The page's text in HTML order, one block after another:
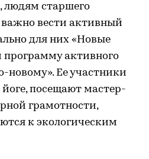
людям старшего
важно вести активный
для них «Новые
программу активного
новому». Ее участники
посещают мастер-
грамотности,
к экологическим